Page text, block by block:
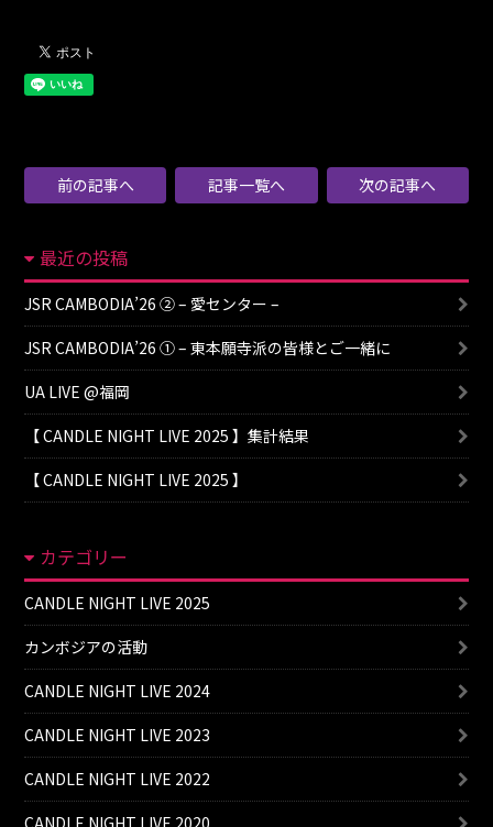
前の記事へ 記事一覧へ 次の記事へ
最近の投稿
JSR CAMBODIA’26 ② – 愛センター –
JSR CAMBODIA’26 ① – 東本願寺派の皆様とご一緒に
UA LIVE @福岡
【 CANDLE NIGHT LIVE 2025 】集計結果
【 CANDLE NIGHT LIVE 2025 】
カテゴリー
CANDLE NIGHT LIVE 2025
カンボジアの活動
CANDLE NIGHT LIVE 2024
CANDLE NIGHT LIVE 2023
CANDLE NIGHT LIVE 2022
CANDLE NIGHT LIVE 2020